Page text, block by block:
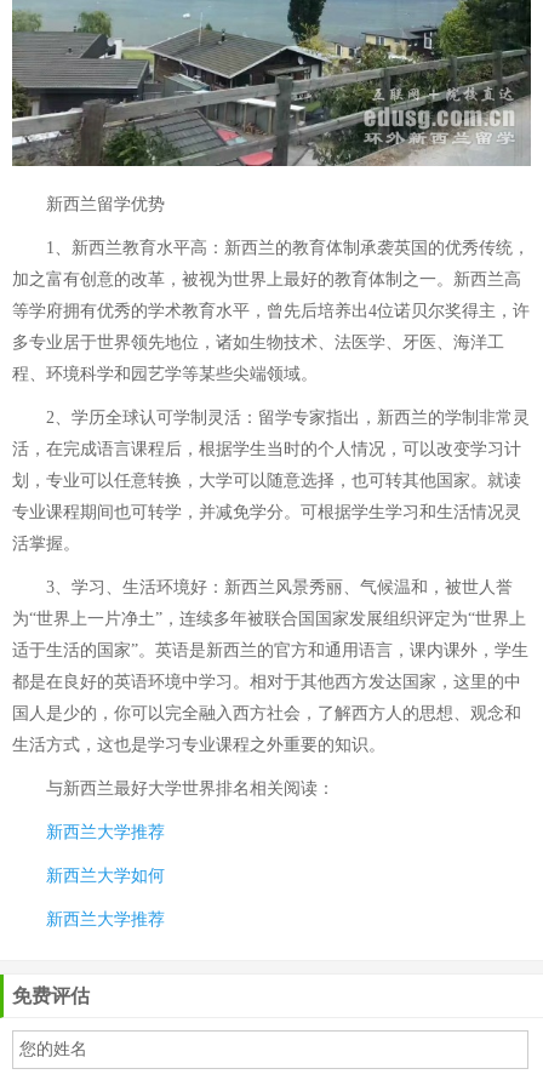
新西兰留学优势
1、新西兰教育水平高：新西兰的教育体制承袭英国的优秀传统，
加之富有创意的改革，被视为世界上最好的教育体制之一。新西兰高
等学府拥有优秀的学术教育水平，曾先后培养出4位诺贝尔奖得主，许
多专业居于世界领先地位，诸如生物技术、法医学、牙医、海洋工
程、环境科学和园艺学等某些尖端领域。
2、学历全球认可学制灵活：留学专家指出，新西兰的学制非常灵
活，在完成语言课程后，根据学生当时的个人情况，可以改变学习计
划，专业可以任意转换，大学可以随意选择，也可转其他国家。就读
专业课程期间也可转学，并减免学分。可根据学生学习和生活情况灵
活掌握。
3、学习、生活环境好：新西兰风景秀丽、气候温和，被世人誉
为“世界上一片净土”，连续多年被联合国国家发展组织评定为“世界上
适于生活的国家”。英语是新西兰的官方和通用语言，课内课外，学生
都是在良好的英语环境中学习。相对于其他西方发达国家，这里的中
国人是少的，你可以完全融入西方社会，了解西方人的思想、观念和
生活方式，这也是学习专业课程之外重要的知识。
与新西兰最好大学世界排名相关阅读：
新西兰大学推荐
新西兰大学如何
新西兰大学推荐
免费评估